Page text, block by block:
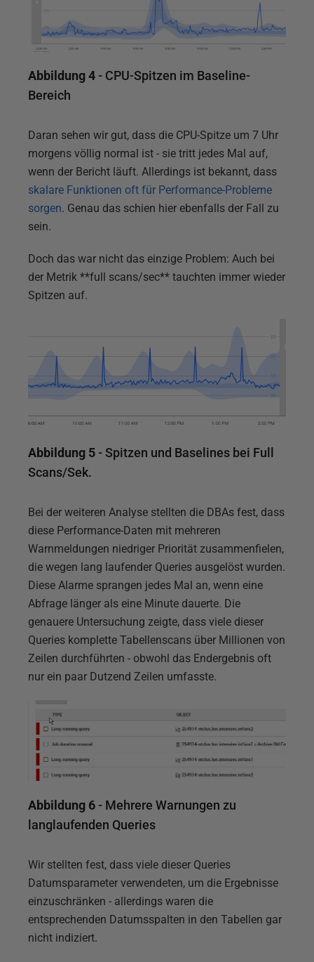
Abbildung 4- CPU-Spitzen im Baseline-
Bereich
Daran sehen wir gut, dass die CPU-Spitze um 7 Uhr
morgens völlig normal ist - sie tritt jedes Mal auf,
wenn der Bericht läuft. Allerdings ist bekannt, dass
skalare Funktionen oft für Performance-Probleme
sorgen. Genau das schien hier ebenfalls der Fall zu
sein.
Doch das war nicht das einzige Problem: Auch bei
der Metrik **full scans/sec** tauchten immer wieder
Spitzen auf.
Abbildung 5- Spitzen und Baselines bei Full
Scans/Sek.
Bei der weiteren Analyse stellten die DBAs fest, dass
diese Performance-Daten mit mehreren
Warnmeldungen niedriger Priorität zusammenfielen,
die wegen lang laufender Queries ausgelöst wurden.
Diese Alarme sprangen jedes Mal an, wenn eine
Abfrage länger als eine Minute dauerte. Die
genauere Untersuchung zeigte, dass viele dieser
Queries komplette Tabellenscans über Millionen von
Zeilen durchführten - obwohl das Endergebnis oft
nur ein paar Dutzend Zeilen umfasste.
Abbildung 6- Mehrere Warnungen zu
langlaufenden Queries
Wir stellten fest, dass viele dieser Queries
Datumsparameter verwendeten, um die Ergebnisse
einzuschränken - allerdings waren die
entsprechenden Datumsspalten in den Tabellen gar
nicht indiziert.